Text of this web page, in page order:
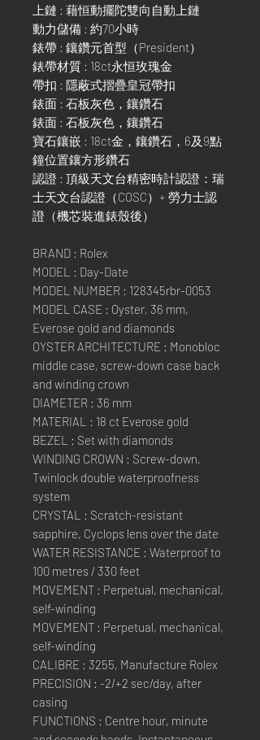
上鏈 : 藉恒動擺陀雙向自動上鏈
動力儲備 : 約70小時
錶帶 : 鑲鑽元首型（President）
錶帶材質 : 18ct永恒玫瑰金
帶扣 : 隱蔽式摺疊皇冠帶扣
錶面 : 石板灰色，鑲鑽石
錶面 : 石板灰色，鑲鑽石
寶石鑲嵌 : 18ct金，鑲鑽石，6及9點
鐘位置鑲方形鑽石
認證 : 頂級天文台精密時計認證：瑞
士天文台認證（COSC）+ 勞力士認
證（機芯裝進錶殼後）
BRAND : Rolex
MODEL : Day-Date
MODEL NUMBER : 128345rbr-0053
MODEL CASE : Oyster, 36 mm,
Everose gold and diamonds
OYSTER ARCHITECTURE : Monobloc
middle case, screw-down case back
and winding crown
DIAMETER : 36 mm
MATERIAL : 18 ct Everose gold
BEZEL : Set with diamonds
WINDING CROWN : Screw-down,
Twinlock double waterproofness
system
CRYSTAL : Scratch-resistant
sapphire, Cyclops lens over the date
WATER RESISTANCE : Waterproof to
100 metres / 330 feet
MOVEMENT : Perpetual, mechanical,
self-winding
MOVEMENT : Perpetual, mechanical,
self-winding
CALIBRE : 3255, Manufacture Rolex
PRECISION : -2/+2 sec/day, after
casing
FUNCTIONS : Centre hour, minute